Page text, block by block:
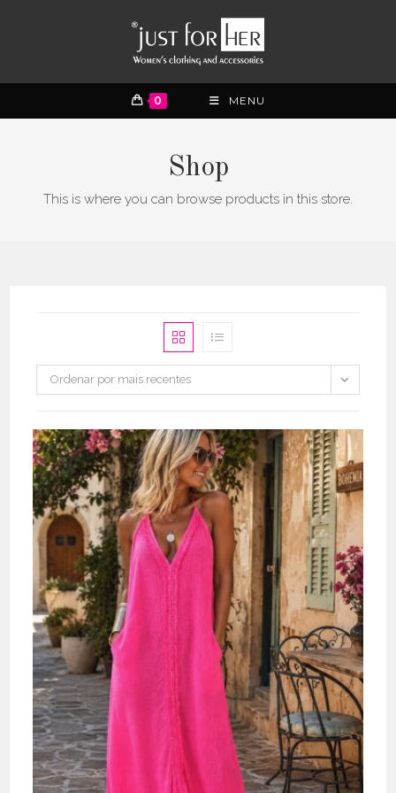
0 MENU
Shop
This is where you can browse products in this store.
Ordenar por mais recentes